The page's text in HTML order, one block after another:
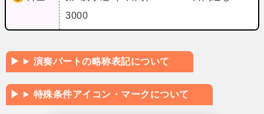
3000
演奏パートの略称表記について
特殊条件アイコン・マークについて